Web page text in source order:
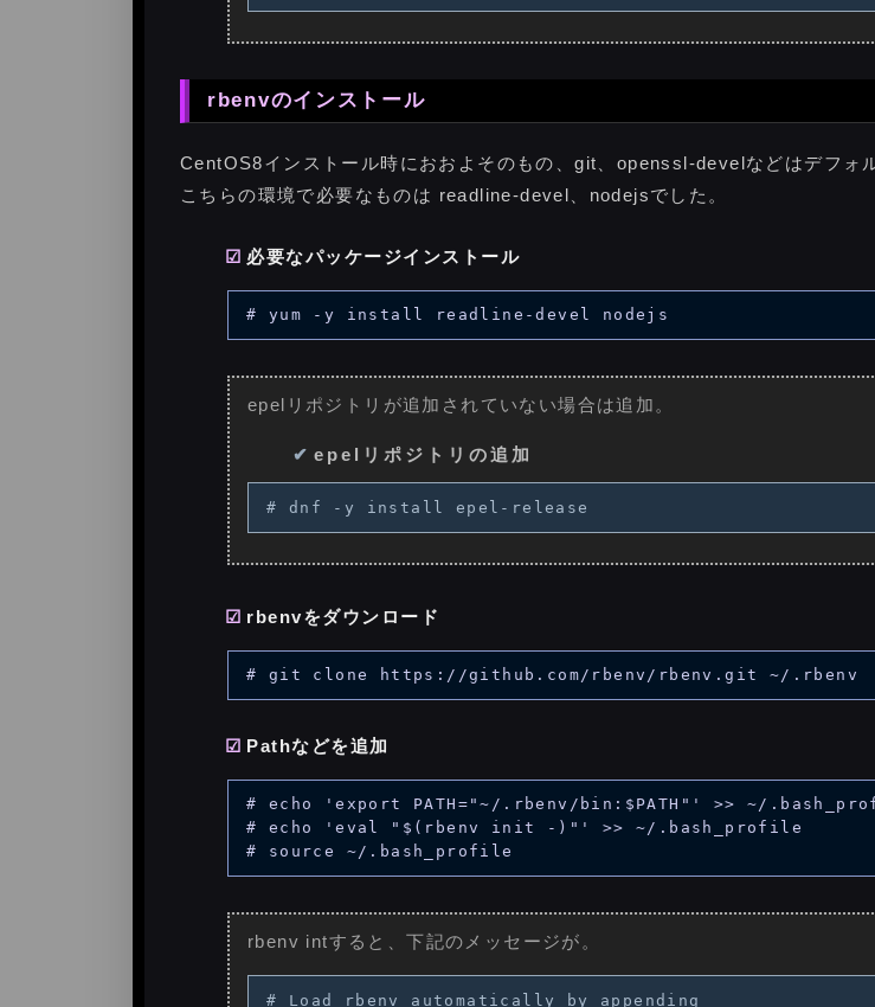
rbenvのインストール
CentOS8インストール時におおよそのもの、git、openssl-develなどはデフォ
こちらの環境で必要なものは readline-devel、nodejsでした。
必要なパッケージインストール
epelリポジトリが追加されていない場合は追加。
epelリポジトリの追加
rbenvをダウンロード
Pathなどを追加
# echo 'export PATH="~/.rbenv/bin:$PATH"' >> ~/
# echo 'eval "$(rbenv init -)"' >> ~/.bash_profile
rbenv intすると、下記のメッセージが。
# Load rbenv automatically by appending